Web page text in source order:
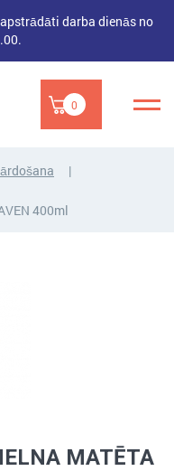
darba dienās no
0
400ml
MATĒTA